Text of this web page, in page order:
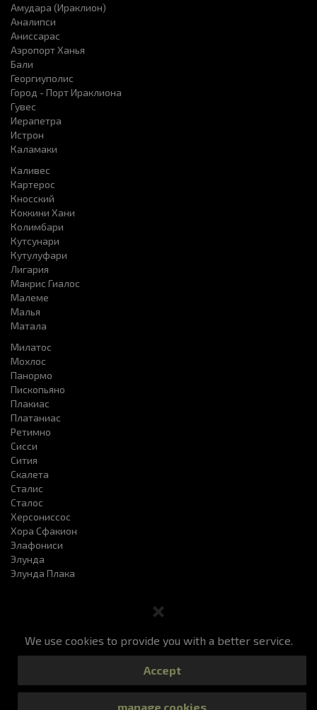
We use cookies to provide you with a better service.
Accept
manage cookies
Амудара (Ираклион)
Аналипси
Аниссарас
Аэропорт Ханья
Бали
Георгиуполис
Город - Порт Ираклиона
Гувес
Иерапетра
Истрон
Каламаки
Каливес
Картерос
Кносский
Коккини Хани
Колимбари
Кутсунари
Кутулуфари
Лигария
Макрис Гиалос
Малеме
Малья
Матала
Милатос
Мохлос
Панормо
Пископьяно
Плакиас
Платаниас
Ретимно
Сисси
Сития
Скалета
Сталис
Сталос
Херсониссоc
Хора Сфакион
Элафониси
Элунда
Элунда Плака
Заказ такси Цены Наш Сервис
ЧаВо
Просмотр Вашего заказа
All Rights Reserved 2019